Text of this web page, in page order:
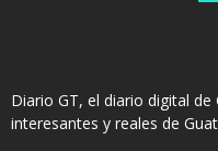
Diario GT, el diario digital
interesantes y reales de